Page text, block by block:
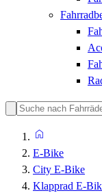
E-Bike
City E-Bike
Klapprad E-